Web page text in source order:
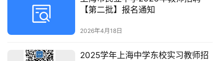
【第二批】报名通知
2026年4月18日
2025学年上海中学东校实习教师招